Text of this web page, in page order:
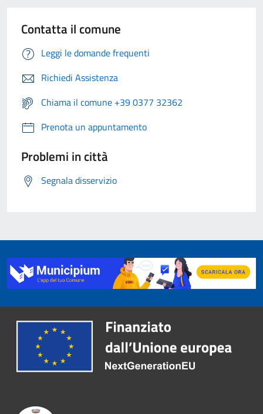
Contatta il comune
Leggi le domande frequenti
Richiedi Assistenza
Chiama il comune +39 0377 32362
Prenota un appuntamento
Problemi in città
Segnala disservizio